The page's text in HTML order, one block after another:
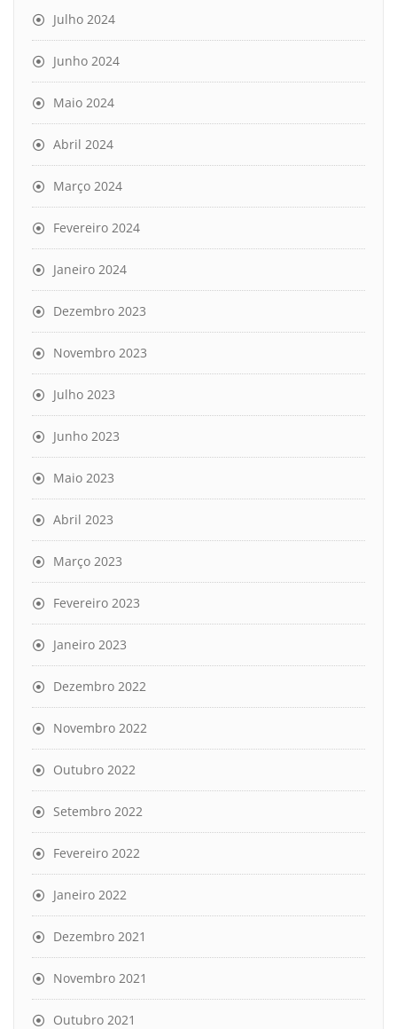
Julho 2024
Junho 2024
Maio 2024
Abril 2024
Março 2024
Fevereiro 2024
Janeiro 2024
Dezembro 2023
Novembro 2023
Julho 2023
Junho 2023
Maio 2023
Abril 2023
Março 2023
Fevereiro 2023
Janeiro 2023
Dezembro 2022
Novembro 2022
Outubro 2022
Setembro 2022
Fevereiro 2022
Janeiro 2022
Dezembro 2021
Novembro 2021
Outubro 2021